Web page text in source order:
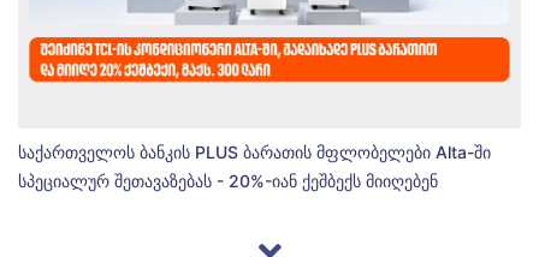
საქართველოს ბანკის PLUS ბარათის მფლობელები Alta-ში
სპეციალურ შეთავაზებას - 20%-იან ქეშბექს მიიღებენ